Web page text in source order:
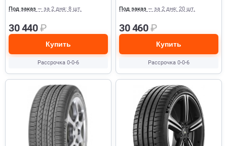
Под заказ — за 2 дня: 8 шт.
30 440₽
Купить
Рассрочка 0-0-6
Под заказ — за 2 дня: 20 шт.
30 460₽
Купить
Рассрочка 0-0-6